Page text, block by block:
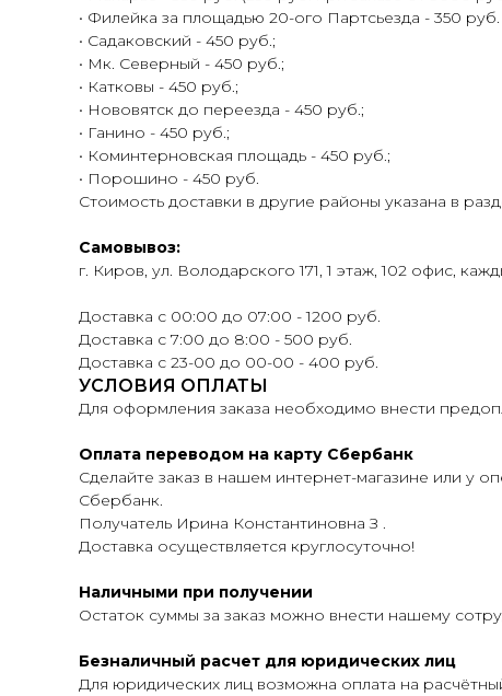
• Филейка за площадью 20-ого Партсьезда - 350
• Садаковский - 450 руб.;
• Мк. Северный - 450 руб.;
• Катковы - 450 руб.;
• Нововятск до переезда - 450 руб.;
• Ганино - 450 руб.;
• Коминтерновская площадь - 450 руб.;
• Порошино - 450 руб.
Стоимость доставки в другие районы указана в
Самовывоз:
г. Киров, ул. Володарского 171, 1 этаж, 102 офис,
Доставка с 00:00 до 07:00 - 1200 руб.
Доставка с 7:00 до 8:00 - 500 руб.
Доставка с 23-00 до 00-00 - 400 руб.
УСЛОВИЯ ОПЛАТЫ
Для оформления заказа необходимо внести
Оплата переводом на карту Сбербанк
Сделайте заказ в нашем интернет-магазине или у
Сбербанк.
Получатель Ирина Константиновна З .
Доставка осуществляется круглосуточно!
Наличными при получении
Остаток суммы за заказ можно внести нашему
Безналичный расчет для юридических лиц
Для юридических лиц возможна оплата на